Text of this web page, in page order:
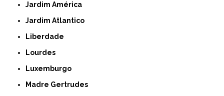
Jardim América
Jardim Atlantico
Liberdade
Lourdes
Luxemburgo
Madre Gertrudes